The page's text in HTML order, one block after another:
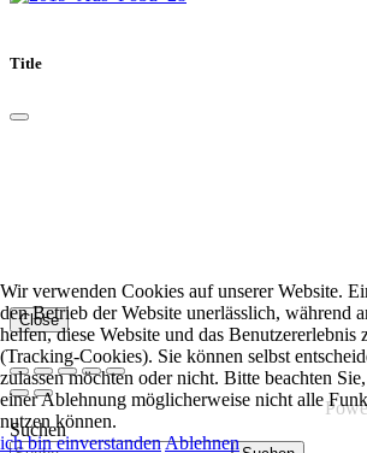
Title
Close
Suchen
Wir verwenden Cookies auf unserer Website.
den Betrieb der Website unerlässlich, während
helfen, diese Website und das Benutzererlebnis
(Tracking-Cookies). Sie können selbst
zulassen möchten oder nicht. Bitte beachten
einer Ablehnung möglicherweise nicht alle
nutzen können.
ich bin einverstandenAblehnen